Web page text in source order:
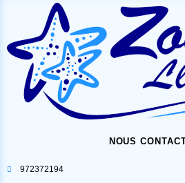
NOUS
972372194